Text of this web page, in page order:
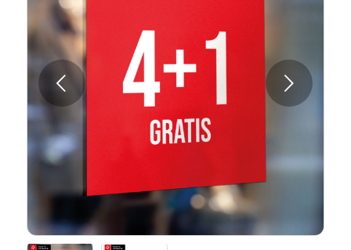
Volgende